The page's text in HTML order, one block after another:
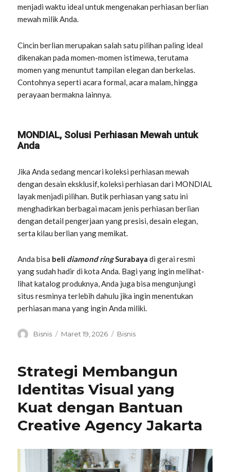
menjadi waktu ideal untuk mengenakan perhiasan berlian
mewah milik Anda.
Cincin berlian merupakan salah satu pilihan paling ideal
dikenakan pada momen-momen istimewa, terutama
momen yang menuntut tampilan elegan dan berkelas.
Contohnya seperti acara formal, acara malam, hingga
perayaan bermakna lainnya.
MONDIAL, Solusi Perhiasan Mewah untuk
Anda
Jika Anda sedang mencari koleksi perhiasan mewah
dengan desain eksklusif, koleksi perhiasan dari MONDIAL
layak menjadi pilihan. Butik perhiasan yang satu ini
menghadirkan berbagai macam jenis perhiasan berlian
dengan detail pengerjaan yang presisi, desain elegan,
serta kilau berlian yang memikat.
Anda bisa beli diamond ringSurabayadi gerai resmi
yang sudah hadir di kota Anda. Bagi yang ingin melihat-
lihat katalog produknya, Anda juga bisa mengunjungi
situs resminya terlebih dahulu jika ingin menentukan
perhiasan mana yang ingin Anda miliki.
Penulis
Bisnis
Diposkan
Maret 19, 2026 Kategori
Bisnis
Strategi Membangun
Identitas Visual yang
Kuat dengan Bantuan
Creative Agency Jakarta